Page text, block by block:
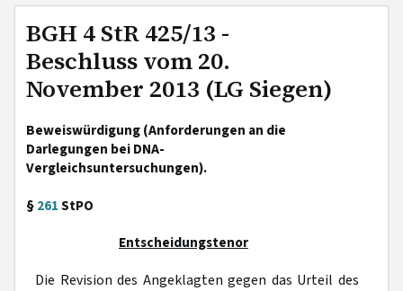
BGH 4 StR 425/13 -
Beschluss vom 20.
November 2013 (LG Siegen)
Beweiswürdigung (Anforderungen an die
Darlegungen bei DNA-
Vergleichsuntersuchungen).
§261StPO
Entscheidungstenor
Die Revision des Angeklagten gegen das Urteil des